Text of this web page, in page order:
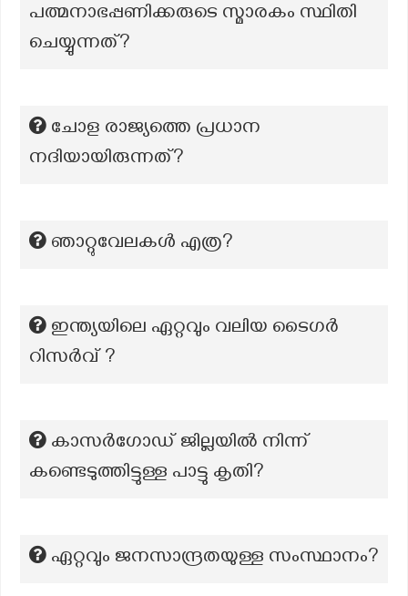
പത്മനാഭപ്പണിക്കരുടെ സ്മാരകം സ്ഥിതി
ചെയ്യുന്നത്?
ചോള രാജ്യത്തെ പ്രധാന
നദിയായിരുന്നത്?
ഞാറ്റുവേലകള്‍ എത്ര?
ഇന്ത്യയിലെ ഏറ്റവും വലിയ ടൈഗർ
റിസർവ് ?
കാസർഗോഡ് ജില്ലയിൽ നിന്ന്
കണ്ടെടുത്തിട്ടുള്ള പാട്ടു കൃതി?
ഏറ്റവും ജനസാന്ദ്രതയുള്ള സംസ്ഥാനം?